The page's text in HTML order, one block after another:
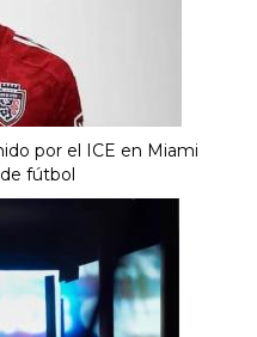
por el ICE en Miami
fútbol